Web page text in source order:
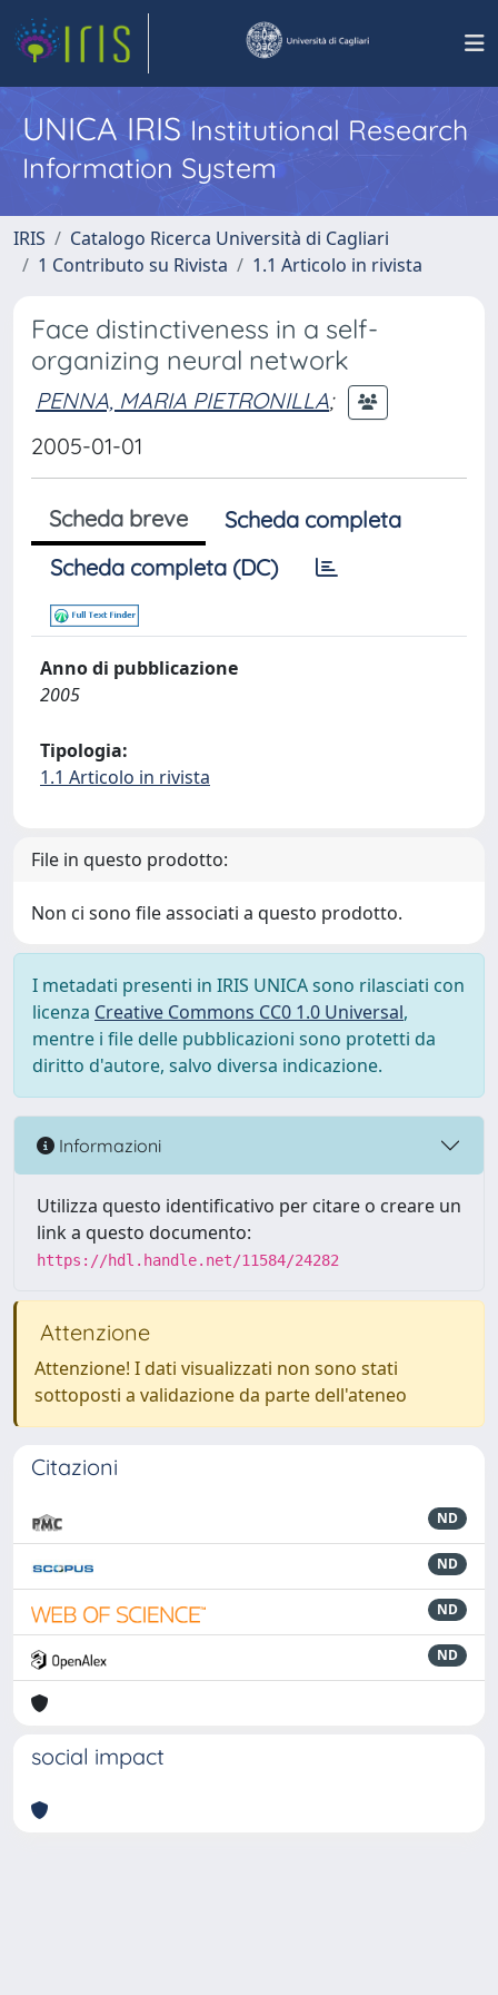
UNICA IRISInstitutional Research
Information System
IRIS
Catalogo Ricerca Università di Cagliari
1 Contributo su Rivista
1.1 Articolo in rivista
Face distinctiveness in a self-
organizing neural network
PENNA, MARIA PIETRONILLA;
2005-01-01
Scheda breve
Scheda completa
Scheda completa (DC)
Anno di pubblicazione
2005
Tipologia:
1.1 Articolo in rivista
File in questo prodotto:
Non ci sono file associati a questo prodotto.
I metadati presenti in IRIS UNICA sono rilasciati con
licenza Creative Commons CC0 1.0 Universal,
mentre i file delle pubblicazioni sono protetti da
diritto d'autore, salvo diversa indicazione.
Informazioni
Utilizza questo identificativo per citare o creare un
link a questo documento:
https://hdl.handle.net/11584/24282
Attenzione
Attenzione! I dati visualizzati non sono stati
sottoposti a validazione da parte dell'ateneo
Citazioni
ND
ND
ND
ND
social impact